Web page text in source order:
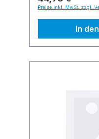
Preise inkl. MwSt. zzgl.
In